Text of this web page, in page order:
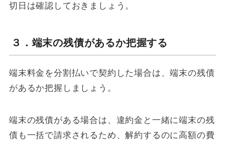
切日は確認しておきましょう。
３．端末の残債があるか把握する
端末料金を分割払いで契約した場合は、端末の残債
があるか把握しましょう。
端末の残債がある場合は、違約金と一緒に端末の残
債も一括で請求されるため、解約するのに高額の費